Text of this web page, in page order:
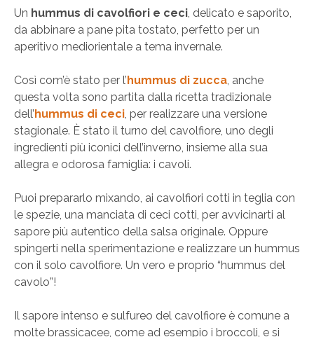
Un hummus di cavolfiori e ceci, delicato e saporito,
da abbinare a pane pita tostato, perfetto per un
aperitivo mediorientale a tema invernale.
Così com’è stato per l’hummus di zucca, anche
questa volta sono partita dalla ricetta tradizionale
dell’hummus di ceci, per realizzare una versione
stagionale. È stato il turno del cavolfiore, uno degli
ingredienti più iconici dell’inverno, insieme alla sua
allegra e odorosa famiglia: i cavoli.
Puoi prepararlo mixando, ai cavolfiori cotti in teglia con
le spezie, una manciata di ceci cotti, per avvicinarti al
sapore più autentico della salsa originale. Oppure
spingerti nella sperimentazione e realizzare un hummus
con il solo cavolfiore. Un vero e proprio “hummus del
cavolo”!
Il sapore intenso e sulfureo del cavolfiore è comune a
molte brassicacee, come ad esempio i broccoli, e si